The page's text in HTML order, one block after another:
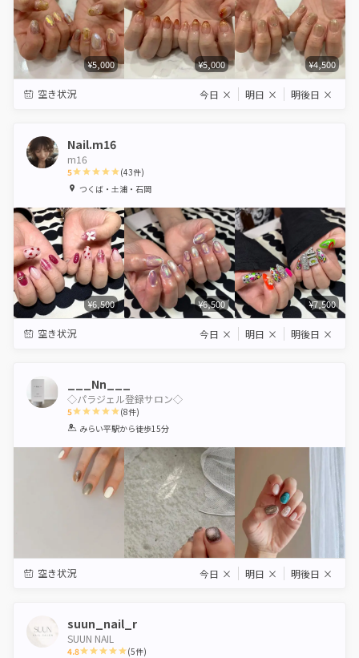
¥5,000 ¥5,000 ¥4,500
空き状況 今日 × 明日 × 明後日 ×
Nail.m16
m16
5
1 2 3 4 5
(43件)
つくば・土浦・石岡
¥6,500 ¥6,500 ¥7,500
空き状況 今日 × 明日 × 明後日 ×
___Nn___
◇パラジェル登録サロン◇
5
1 2 3 4 5
(8件)
みらい平駅から徒歩15分
空き状況 今日 × 明日 × 明後日 ×
suun_nail_r
SUUN NAIL
4.8 (5件)